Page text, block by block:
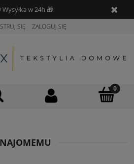
Wysyłka w 24h 🎁
SIĘ ZALOGUJ SIĘ